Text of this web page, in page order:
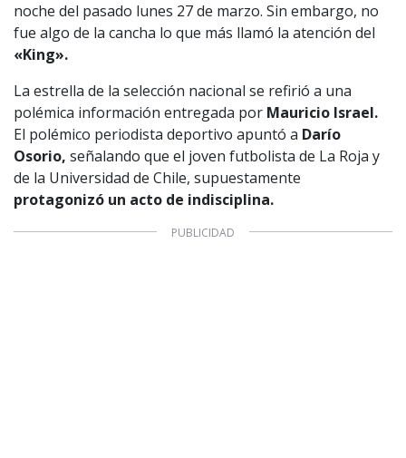
noche del pasado lunes 27 de marzo. Sin embargo, no
fue algo de la cancha lo que más llamó la atención del
«King».
La estrella de la selección nacional se refirió a una
polémica información entregada por Mauricio Israel.
El polémico periodista deportivo apuntó a Darío
Osorio, señalando que el joven futbolista de La Roja y
de la Universidad de Chile, supuestamente
protagonizó un acto de indisciplina.